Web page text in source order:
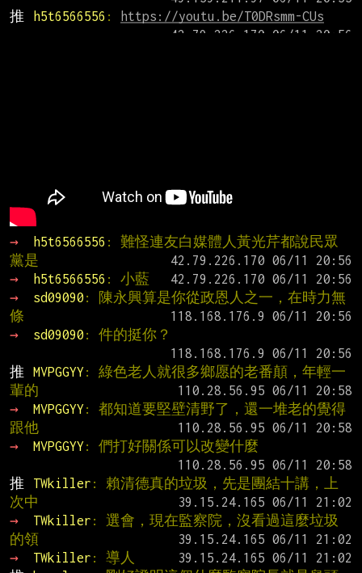
推
h5t6566556 :
https://youtu.be/T0DRsmm-CUs
→ h5t6566556 : 難怪連友白媒體人黃光芹都說民眾
黨是
→
h5t6566556 : 小藍
→
sd09090 : 陳永興算是你從政恩人之一，在時力無
條
→
sd09090 : 件的挺你？
推
MVPGGYY : 綠色老人就很多鄉愿的老番顛，年輕一
輩的
→
MVPGGYY : 都知道要堅壁清野了，還一堆老的覺得
跟他
→
MVPGGYY : 們打好關係可以改變什麼
推
TWkiller : 賴清德真的垃圾，先是團結十講，上
次中
→
TWkiller : 選會，現在監察院，沒看過這麼垃圾
的領
→
TWkiller : 導人